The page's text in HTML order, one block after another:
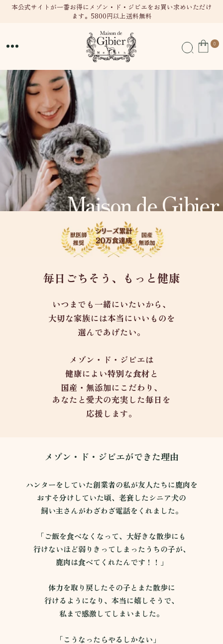
テン
本公式サイトが一番お得にメゾン・ド・ジビエをお買い求めいただけ
ます。5800円以上送料無料
00
Maison de Gibier
毎日ごちそう、もっと健康
いつまでも一緒にいたいから、
大切な家族には本当にいいものを
選んであげたい。
メゾン・ド・ジビエは
健康によい特別な食材と
国産・無添加にこだわり、
あなたと愛犬の充実した毎日を
応援します。
メゾン・ド・ジビエができた理由
ハンターをしていた創業者の私が友人たちに鹿肉を
おすそ分けしていた頃、老衰したシニア犬の
飼い主さんがわざわざ電話をくれました。
「ご飯を食べなくなって、大好きな散歩にも
行けないほど弱りきってしまったうちの子が、
鹿肉は食べてくれたんです！！」
体力を取り戻したその子とまた散歩に
行けるようになり、本当に嬉しそうで、
私まで感激してしまいました。
「こうなったらやるしかない」